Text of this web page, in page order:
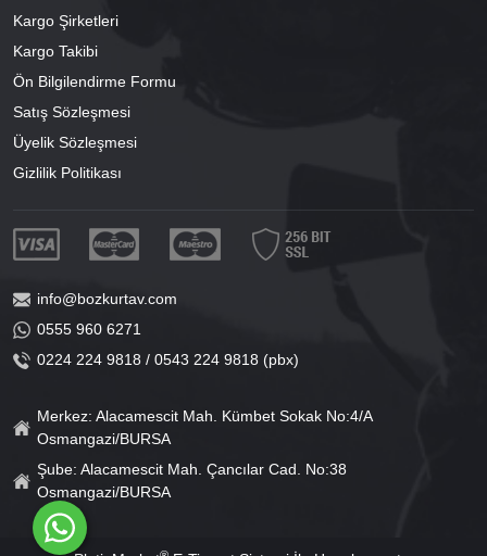
Kargo Şirketleri
Kargo Takibi
Ön Bilgilendirme Formu
Satış Sözleşmesi
Üyelik Sözleşmesi
Gizlilik Politikası
info@bozkurtav.com
0555 960 6271
0224 224 9818 / 0543 224 9818 (pbx)
Merkez: Alacamescit Mah. Kümbet Sokak No:4/A
Osmangazi/BURSA
Şube: Alacamescit Mah. Çancılar Cad. No:38
Osmangazi/BURSA